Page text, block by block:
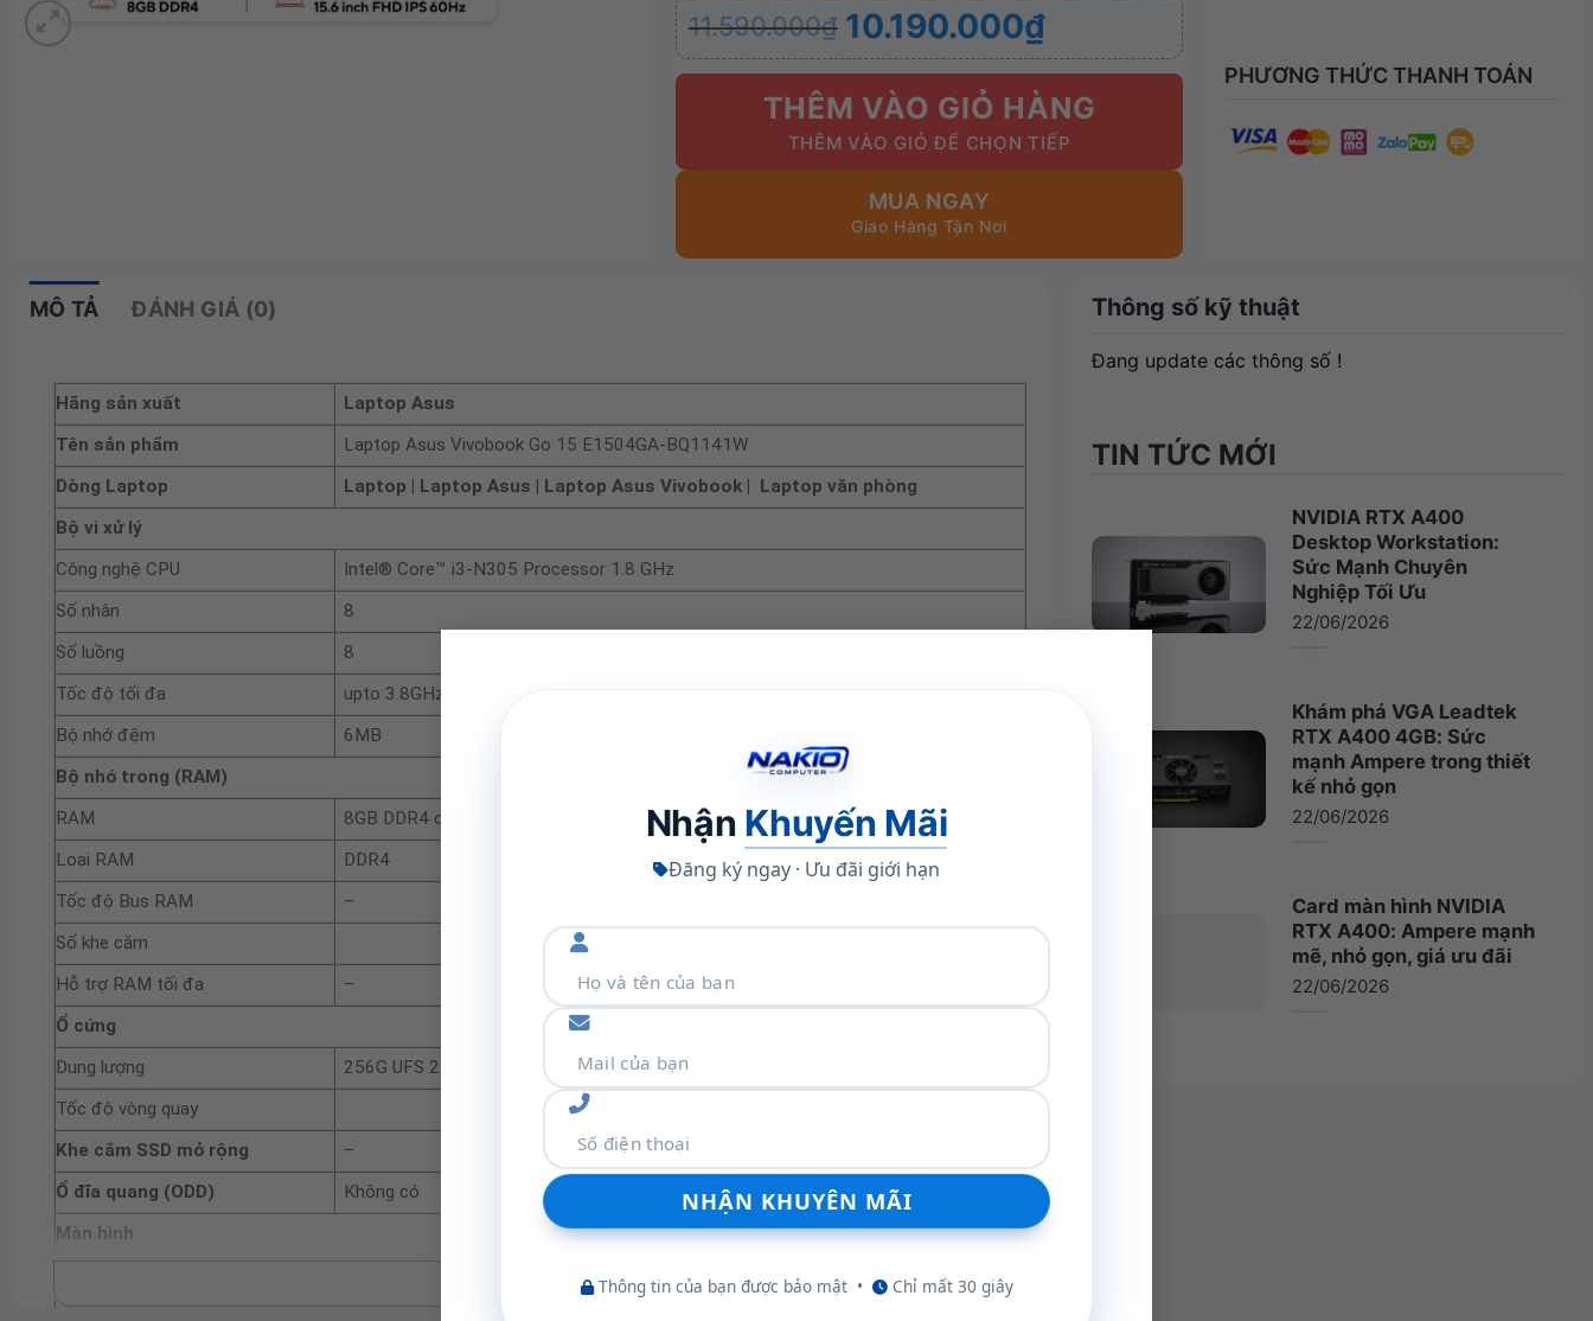
Nhận Khuyến Mãi
Đăng ký ngay · Ưu đãi giới hạn
Thông tin của bạn được bảo mật • Chỉ mất 30 giây
11.590.000₫
Giá
gốc
là:
11.590.000₫.
10.190.000₫
Giá
hiện
tại
10.190.000₫.
THÊM VÀO GIỎ HÀNG
MUA NGAY
PHƯƠNG THỨC THANH TOÁN
MÔ TẢ ĐÁNH GIÁ (0)
Hãng sản xuất
Laptop Asus
Tên sản phẩm
Laptop Asus Vivobook Go 15 E1504GA-BQ1141W
Dòng Laptop
Laptop | Laptop Asus | Laptop Asus Vivobook | Laptop văn phòng
Bộ vi xử lý
Công nghệ CPU
Intel® Core™ i3-N305 Processor 1.8 GHz
Số nhân
8
Số luồng
8
Tốc độ tối đa
upto 3.8GHz
Bộ nhớ đệm
6MB
Bộ nhớ trong (RAM)
RAM
8GB DDR4 on board
Loại RAM
DDR4
Tốc độ Bus RAM
–
Số khe cắm
Hỗ trợ RAM tối đa
–
Ổ cứng
Dung lượng
256G UFS 2.1
Tốc độ vòng quay
Khe cắm SSD mở rộng
–
Ổ đĩa quang (ODD)
Không có
Màn hình
FHD (1920 x 1080) 16:9 aspect ratio
Xem thêm
Thông số kỹ thuật
Đang update các thông số !
TIN TỨC MỚI
NVIDIA RTX A400
Desktop Workstation:
Sức Mạnh Chuyên
Nghiệp Tối Ưu
22/06/2026
Khám phá VGA Leadtek
RTX A400 4GB: Sức
mạnh Ampere trong thiết
kế nhỏ gọn
22/06/2026
Card màn hình NVIDIA
RTX A400: Ampere mạnh
mẽ, nhỏ gọn, giá ưu đãi
22/06/2026